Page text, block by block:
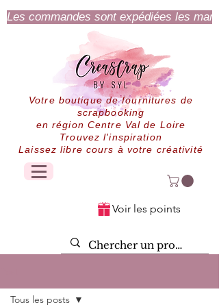
Les commandes sont expédiées les
Votre boutique de fournitures de
scrapbooking
en région Centre Val de Loire
Trouvez l'inspiration
Laissez libre cours à votre créativité
Voir les points
Tous les posts